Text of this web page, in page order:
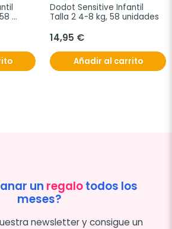
Dodot Sensitive Infantil
Talla 2 4-8 kg, 58 unidades
14,95 €
Añadir al carrito
un regalotodos los
meses?
newsletter y consigue un